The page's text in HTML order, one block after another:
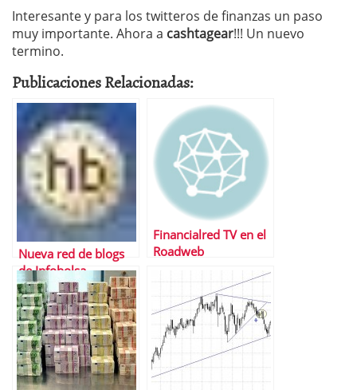
Interesante y para los twitteros de finanzas un paso
muy importante. Ahora a cashtagear!!! Un nuevo
termino.
Publicaciones Relacionadas:
Nueva red de blogs
de Infobolsa
Financialred TV en el
Roadweb